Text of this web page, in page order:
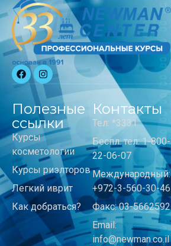
Полезные
ссылки
Курсы
косметологии
Курсы риэлторов
Легкий иврит
Как добраться?
Контакты
Тел: *3331
Беспл. тел: 1-800-
22-06-07
Международный:
+972-3-560-30-46
Факс: 03-5662592
Email:
info@newman.co.il